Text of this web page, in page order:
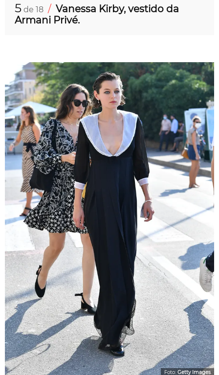
5 de 18 / Vanessa Kirby, vestido da
Armani Privé.
Foto: Getty Images